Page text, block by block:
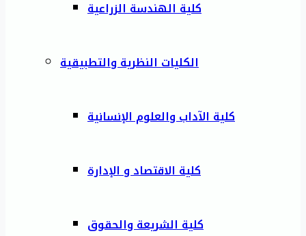
كلية الهندسة الزراعية
الكليات النظرية والتطبيقية
كلية الآداب والعلوم الإنسانية
كلية الاقتصاد و الإدارة
كلية الشريعة والحقوق